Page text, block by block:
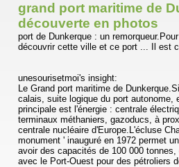
grand port maritime de
découverte en photos
port de Dunkerque : un
découvrir cette ville et ce port ... Il est
unesourisetmoi's insight:
Le Grand port maritime de
calais, suite logique du port autonome,
principale est l'énergie : centrale
terminaux méthaniers, gazoducs, à
centrale nucléaire d'Europe.L'écluse
monument ' inauguré en 1972 permet
avoir des capacités de 100 000
avec le Port-Ouest pour des pétroliers